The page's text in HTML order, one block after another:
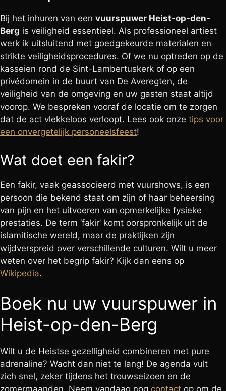
Bij het inhuren van een vuurspuwer Heist-op-den-
Berg is veiligheid essentieel. Als professioneel artiest
werk ik uitsluitend met goedgekeurde materialen en
strikte veiligheidsprocedures. Of we nu optreden op de
kasseien rond de Sint-Lambertuskerk of op een
privédomein in de buurt van De Averegten, de
veiligheid van de omgeving en uw gasten staat altijd
voorop. We bespreken vooraf de locatie om te zorgen
dat de act vlekkeloos verloopt. Lees ook onze tips voor
een onvergetelijk personeelsfeest!
Wat doet een fakir?
Een fakir, vaak geassocieerd met vuurshows, is een
persoon die bekend staat om zijn of haar beheersing
van pijn en het uitvoeren van opmerkelijke fysieke
prestaties. De term ‘fakir’ komt oorspronkelijk uit de
islamitische wereld, maar de praktijken zijn
wijdverspreid over verschillende culturen. Wilt u meer
weten over het begrip fakir? Kijk dan eens op
Wikipedia.
Boek nu uw vuurspuwer in
Heist-op-den-Berg
Wilt u de Heistse gezelligheid combineren met pure
adrenaline? Wacht dan niet te lang! De agenda vult
zich snel, zeker tijdens het trouwseizoen en de
zomermaanden. Neem vandaag nog contact op om de